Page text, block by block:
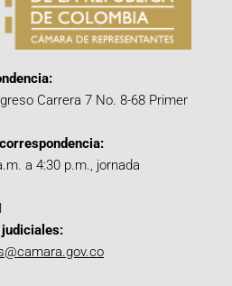
Carrera 7 No. 8-68 Primer
a 4:30 p.m., jornada